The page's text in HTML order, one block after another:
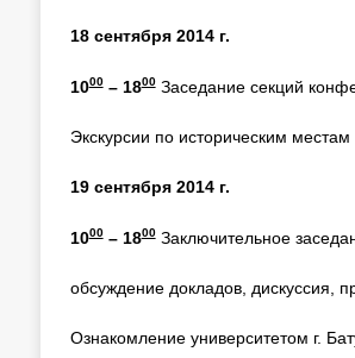
18 сентября 2014 г.
1000– 1800 Заседание секций
Экскурсии по историческим местам
19 сентября 2014 г.
1000– 1800 Заключительное
обсуждение докладов, дискуссия,
Ознакомление университетом г.